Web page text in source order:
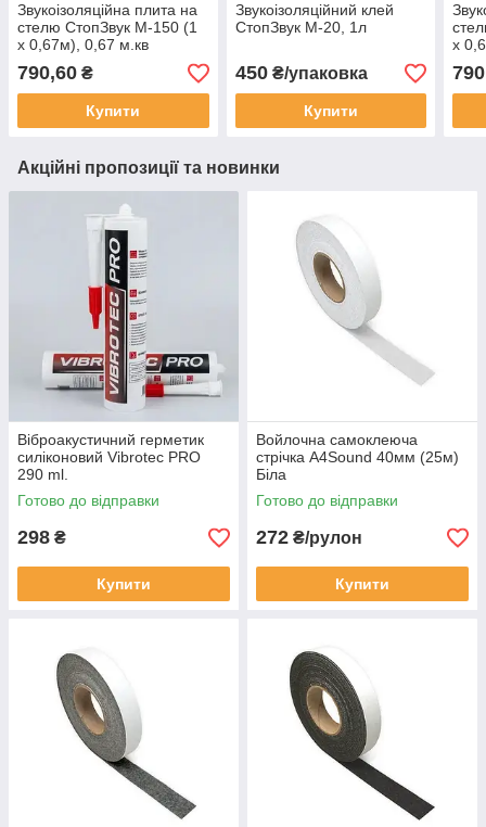
Звукоізоляційна плита на
стелю СтопЗвук М-150 (1
х 0,67м), 0,67 м.кв
790,60 ₴
Купити
Звукоізоляційний клей
СтопЗвук М-20, 1л
450₴/упаковка
Купити
х
Акційні пропозиції та новинки
Віброакустичний герметик
силіконовий Vibrotec PRO
290 ml.
Готово до відправки
298 ₴
Купити
Войлочна самоклеюча
стрічка A4Sound 40мм (25м)
Біла
Готово до відправки
272 ₴/рулон
Купити